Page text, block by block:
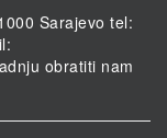
Sarajevo tel:
obratiti nam